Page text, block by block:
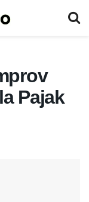
Pajak